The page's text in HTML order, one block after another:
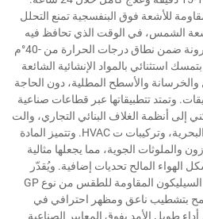
للأشعة فوق البنفسجية تمنع التحلل
الشمس، في الوقت الذي تحافظ فيه
مُبلاستيشات متخصصة على المرونة ضمن نطاق درجات الحرارة من -40°م
بتمسك استثنائي بالمواد الإنشائية الشائعة
والخرسانة والأسطح المطلية، دون الحاجة
وتمتد تتطبيقاتها عبر قطاعات صناعية
إلى أنظمة الغلاف البنائي التجاري، والت
ensmont السيارات، والبيئات البحرية، وتركيبات ت HVAC. وتتميز المادة
والملوثات الجوية، مما يجعلها مثالية
الهواء المالح تحديات إضافية. ويُقدّر
المهنيون في مجال البناء مادة السيليكون المقاومة للطقس من نوع GP
بتشطيب ناعق ومظهر احترافي في
طويل الأمد يفوق المعايير الصناعية